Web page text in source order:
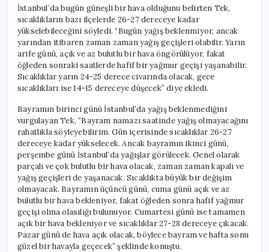
İstanbul’da bugün güneşli bir hava olduğunu belirten Tek,
sıcaklıkların bazı ilçelerde 26-27 dereceye kadar
yükselebileceğini söyledi. “Bugün yağış beklenmiyor, ancak
yarından itibaren zaman zaman yağış geçişleri olabilir. Yarın
arife günü, açık ve az bulutlu bir hava öngörülüyor, fakat
öğleden sonraki saatlerde hafif bir yağmur geçişi yaşanabilir.
Sıcaklıklar yarın 24-25 derece civarında olacak, gece
sıcaklıkları ise 14-15 dereceye düşecek” diye ekledi.
Bayramın birinci günü İstanbul’da yağış beklenmediğini
vurgulayan Tek, “Bayram namazı saatinde yağış olmayacağını
rahatlıkla söyleyebilirim. Gün içerisinde sıcaklıklar 26-27
dereceye kadar yükselecek. Ancak bayramın ikinci günü,
perşembe günü İstanbul’da yağışlar görülecek. Genel olarak
parçalı ve çok bulutlu bir hava olacak, zaman zaman kapalı ve
yağış geçişleri de yaşanacak. Sıcaklıkta büyük bir değişim
olmayacak. Bayramın üçüncü günü, cuma günü açık ve az
bulutlu bir hava bekleniyor, fakat öğleden sonra hafif yağmur
geçişi olma olasılığı bulunuyor. Cumartesi günü ise tamamen
açık bir hava bekleniyor ve sıcaklıklar 27-28 dereceye çıkacak.
Pazar günü de hava açık olacak, böylece bayram ve hafta sonu
güzel bir havayla geçecek” şeklinde konuştu.